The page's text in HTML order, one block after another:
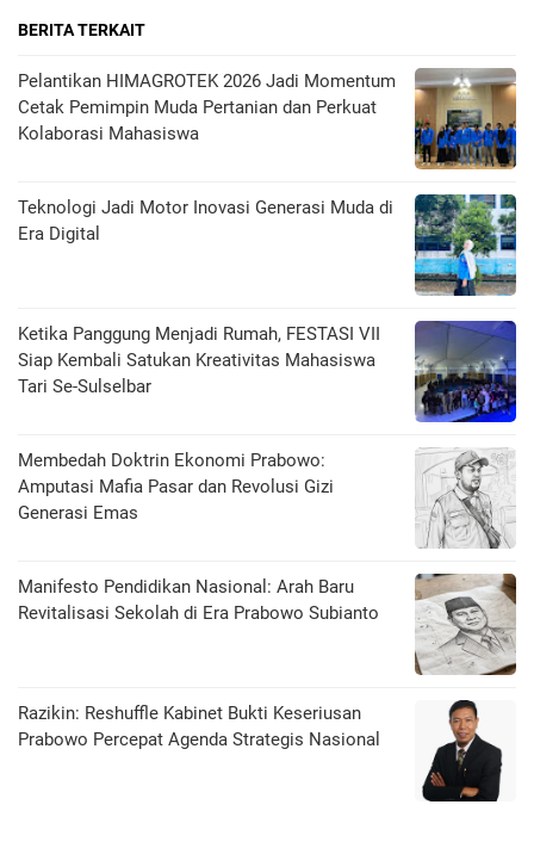
BERITA TERKAIT
Pelantikan HIMAGROTEK 2026 Jadi Momentum
Cetak Pemimpin Muda Pertanian dan Perkuat
Kolaborasi Mahasiswa
Teknologi Jadi Motor Inovasi Generasi Muda di
Era Digital
Ketika Panggung Menjadi Rumah, FESTASI VII
Siap Kembali Satukan Kreativitas Mahasiswa
Tari Se-Sulselbar
Membedah Doktrin Ekonomi Prabowo:
Amputasi Mafia Pasar dan Revolusi Gizi
Generasi Emas
Manifesto Pendidikan Nasional: Arah Baru
Revitalisasi Sekolah di Era Prabowo Subianto
Razikin: Reshuffle Kabinet Bukti Keseriusan
Prabowo Percepat Agenda Strategis Nasional